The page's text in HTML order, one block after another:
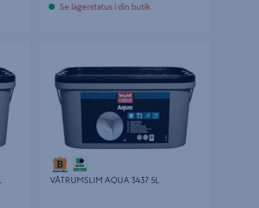
Se lagerstatus i din butik
VÅTRUMSLIM AQUA 3437 5L